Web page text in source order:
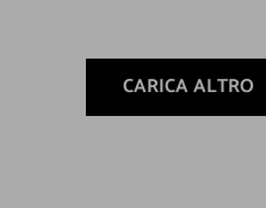
CARICA ALTRO